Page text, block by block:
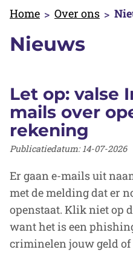
Home Over ons
Nieuws
Let op: valse
mails over
rekening
Publicatiedatum:14-07-2026
Er gaan e-mails uit
met de melding dat er
openstaat. Klik niet op
want het is een
criminelen jouw geld of